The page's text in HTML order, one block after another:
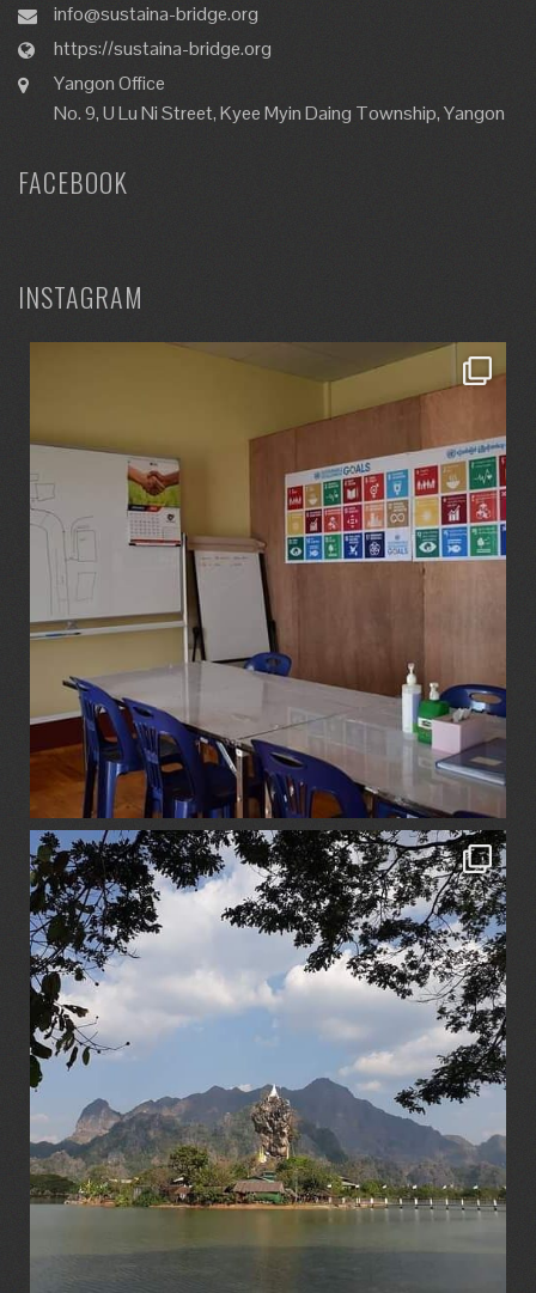
info@sustaina-bridge.org
https://sustaina-bridge.org
Yangon Office
No. 9, U Lu Ni Street, Kyee Myin Daing Township, Yangon
FACEBOOK
INSTAGRAM